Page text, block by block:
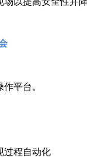
平台。
过程自动化